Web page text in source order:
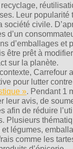
Leur popularité
société civile.
d’un
d’emballages et
être prêt à
sur la planète.
Carrefour
pour lutter
». Pendant 1
leur avis, de
afin de réduire
Plusieurs
et légumes,
comme les